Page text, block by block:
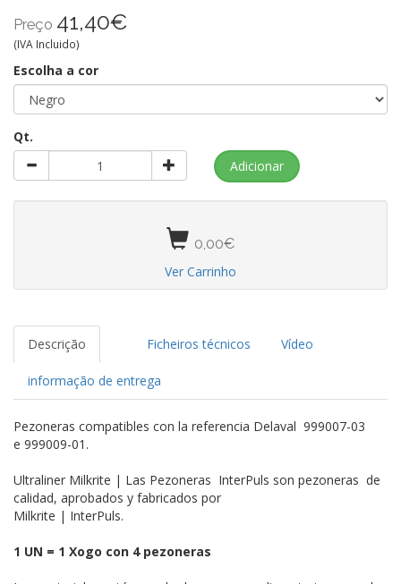
Preço 41,40€
(IVA Incluido)
Escolha a cor
Qt.
0,00€
Ver Carrinho
Descrição Ficheiros técnicos Vídeo
informação de entrega
Pezoneras compatibles con la referencia Delaval 999007-03
e 999009-01.
Ultraliner Milkrite | Las Pezoneras InterPuls son pezoneras de
calidad, aprobados y fabricados por
Milkrite | InterPuls.
1 UN = 1 Xogo con 4 pezoneras